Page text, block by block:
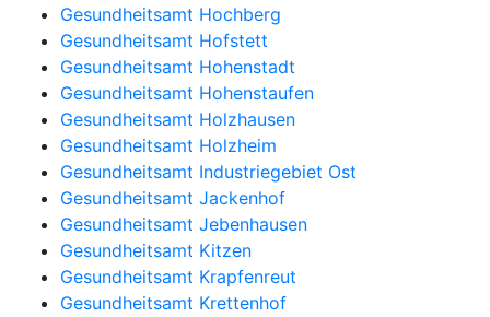
Gesundheitsamt Hochberg
Gesundheitsamt Hofstett
Gesundheitsamt Hohenstadt
Gesundheitsamt Hohenstaufen
Gesundheitsamt Holzhausen
Gesundheitsamt Holzheim
Gesundheitsamt Industriegebiet Ost
Gesundheitsamt Jackenhof
Gesundheitsamt Jebenhausen
Gesundheitsamt Kitzen
Gesundheitsamt Krapfenreut
Gesundheitsamt Krettenhof